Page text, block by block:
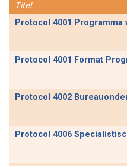
Titel
Protocol 4001 Programma
Protocol 4001 Format
Protocol 4002
Protocol 4006